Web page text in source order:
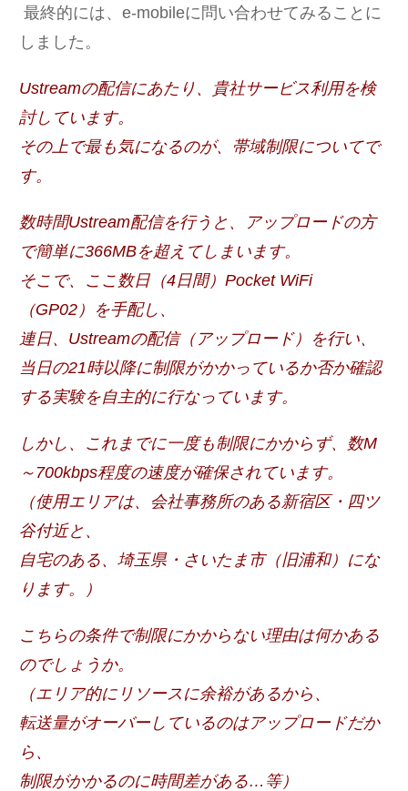
最終的には、e-mobileに問い合わせてみることに
しました。
Ustreamの配信にあたり、貴社サービス利用を検
討しています。
その上で最も気になるのが、帯域制限についてで
す。
数時間Ustream配信を行うと、アップロードの方
で簡単に366MBを超えてしまいます。
そこで、ここ数日（4日間）Pocket WiFi
（GP02）を手配し、
連日、Ustreamの配信（アップロード）を行い、
当日の21時以降に制限がかかっているか否か確認
する実験を自主的に行なっています。
しかし、これまでに一度も制限にかからず、数M
～700kbps程度の速度が確保されています。
（使用エリアは、会社事務所のある新宿区・四ツ
谷付近と、
自宅のある、埼玉県・さいたま市（旧浦和）にな
ります。）
こちらの条件で制限にかからない理由は何かある
のでしょうか。
（エリア的にリソースに余裕があるから、
転送量がオーバーしているのはアップロードだか
ら、
制限がかかるのに時間差がある…等）